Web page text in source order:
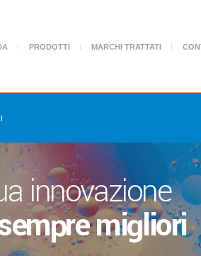
PRODOTTI MARCHI TRATTATI
migliori
sempre il